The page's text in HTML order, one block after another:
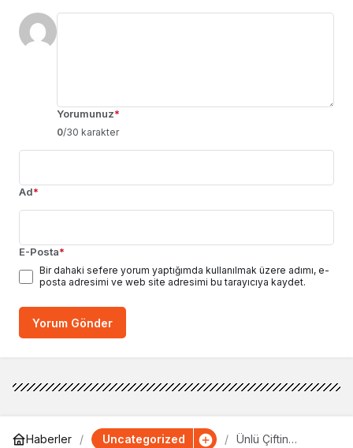
Yorumunuz*
0/30 karakter
Ad*
E-Posta*
Bir dahaki sefere yorum yaptığımda kullanılmak üzere adımı, e-
posta adresimi ve web site adresimi bu tarayıcıya kaydet.
Yorum Gönder
Haberler Uncategorized
Ünlü Çiftin